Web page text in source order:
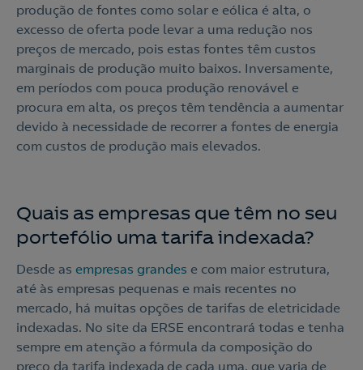
produção de fontes como solar e eólica é alta, o
excesso de oferta pode levar a uma redução nos
preços de mercado, pois estas fontes têm custos
marginais de produção muito baixos. Inversamente,
em períodos com pouca produção renovável e
procura em alta, os preços têm tendência a aumentar
devido à necessidade de recorrer a fontes de energia
com custos de produção mais elevados.
Quais as empresas que têm no seu
portefólio uma tarifa indexada?
Desde as empresas grandes e com maior estrutura,
até às empresas pequenas e mais recentes no
mercado, há muitas opções de tarifas de eletricidade
indexadas. No site da ERSE encontrará todas e tenha
sempre em atenção a fórmula da composição do
preço da tarifa indexada de cada uma, que varia de